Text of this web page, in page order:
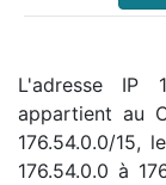
L'adresse IP
appartient au
176.54.0.0/15,
176.54.0.0 à